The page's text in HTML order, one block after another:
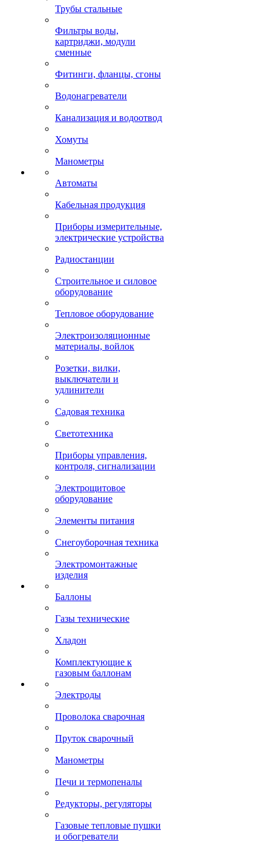
Трубы стальные
Фильтры воды,
картриджи, модули
сменные
Фитинги, фланцы, сгоны
Водонагреватели
Канализация и водоотвод
Хомуты
Манометры
Автоматы
Кабельная продукция
Приборы измерительные,
электрические устройства
Радиостанции
Строительное и силовое
оборудование
Тепловое оборудование
Электроизоляционные
материалы, войлок
Розетки, вилки,
выключатели и
удлинители
Садовая техника
Светотехника
Приборы управления,
контроля, сигнализации
Электрощитовое
оборудование
Элементы питания
Снегоуборочная техника
Электромонтажные
изделия
Баллоны
Газы технические
Хладон
Комплектующие к
газовым баллонам
Электроды
Проволока сварочная
Пруток сварочный
Манометры
Печи и термопеналы
Редукторы, регуляторы
Газовые тепловые пушки
и обогреватели